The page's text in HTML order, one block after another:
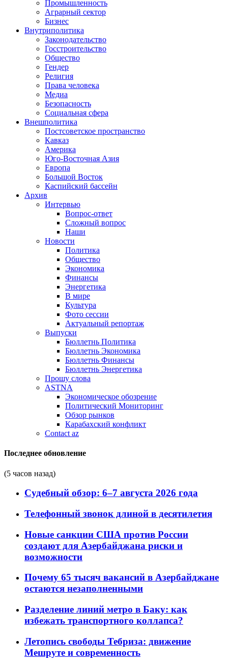
Промышленность
Аграрный сектор
Бизнес
Внутриполитика
Законодательство
Госстроительство
Общество
Гендер
Религия
Права человека
Медиа
Безопасность
Социальная сфера
Внешполитика
Постсоветское пространство
Кавказ
Америка
Юго-Восточная Азия
Европа
Большой Восток
Каспийский бассейн
Архив
Интервью
Вопрос-ответ
Сложный вопрос
Наши
Новости
Политика
Общество
Экономика
Финансы
Энергетика
В мире
Культура
Фото сессии
Актуальный репортаж
Выпуски
Бюллетнь Политика
Бюллетнь Экономика
Бюллетнь Финансы
Бюллетнь Энергетика
Прошу слова
ASTNA
Экономическое обозрение
Политический Мониторинг
Обзор рынков
Карабахский конфликт
Contact az
Последнее обновление
(5 часов назад)
Судебный обзор: 6–7 августа 2026 года
Телефонный звонок длиной в десятилетия
Новые санкции США против России
создают для Азербайджана риски и
возможности
Почему 65 тысяч вакансий в Азербайджане
остаются незаполненными
Разделение линий метро в Баку: как
избежать транспортного коллапса?
Летопись свободы Тебриза: движение
Мешруте и современность